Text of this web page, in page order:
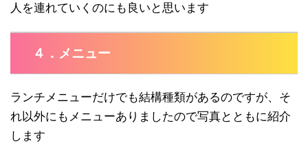
人を連れていくのにも良いと思います
４．メニュー
ランチメニューだけでも結構種類があるのですが、そ
れ以外にもメニューありましたので写真とともに紹介
します